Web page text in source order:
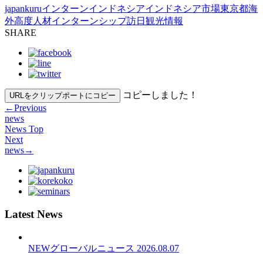
japankuruインターンインドネシアインドネシア市場東京都海
外高度人材インターンシップ訪日観光情報
SHARE
URLをクリップポートにコピー
コピーしました！
←Previous
news
News Top
Next
news→
Latest News
NEWグローバルニュース 2026.08.07